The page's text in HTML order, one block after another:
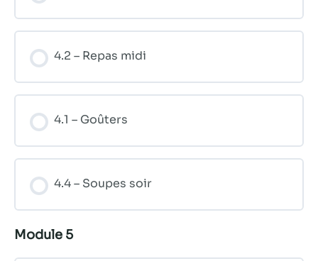
4.2 – Repas midi
4.1 – Goûters
4.4 – Soupes soir
Module 5